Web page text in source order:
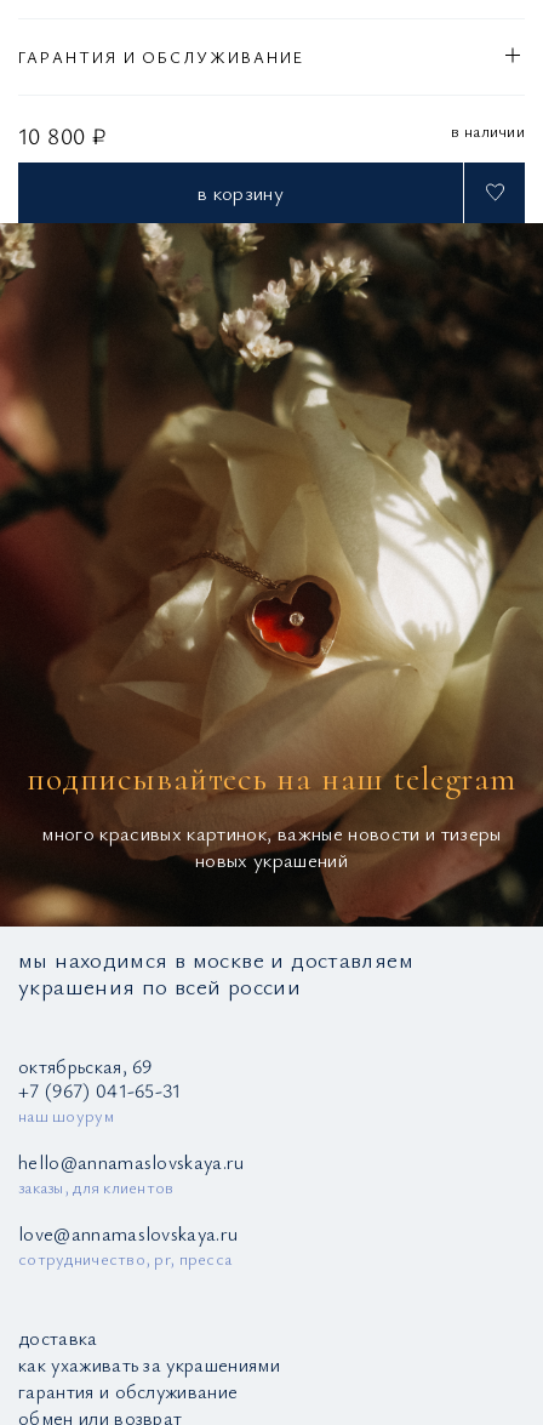
10 800 ₽ в наличии
в корзину
ГАРАНТИЯ И ОБСЛУЖИВАНИЕ
подписывайтесь на наш telegram
много красивых картинок, важные новости и тизеры
новых украшений
мы находимся в москве и доставляем
украшения по всей россии
октябрьская, 69
+7 (967) 041-65-31
наш шоурум
hello@annamaslovskaya.ru
заказы, для клиентов
love@annamaslovskaya.ru
сотрудничество, pr, пресса
доставка
как ухаживать за украшениями
гарантия и обслуживание
обмен или возврат